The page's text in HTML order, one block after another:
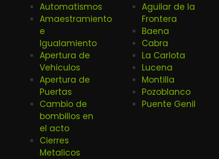
Automatismos
Amaestramiento
e
Igualamiento
Apertura de
Vehiculos
Apertura de
Puertas
Cambio de
bombillos en
el acto
Cierres
Metalicos
Aguilar de la
Frontera
Baena
Cabra
La Carlota
Lucena
Montilla
Pozoblanco
Puente Genil